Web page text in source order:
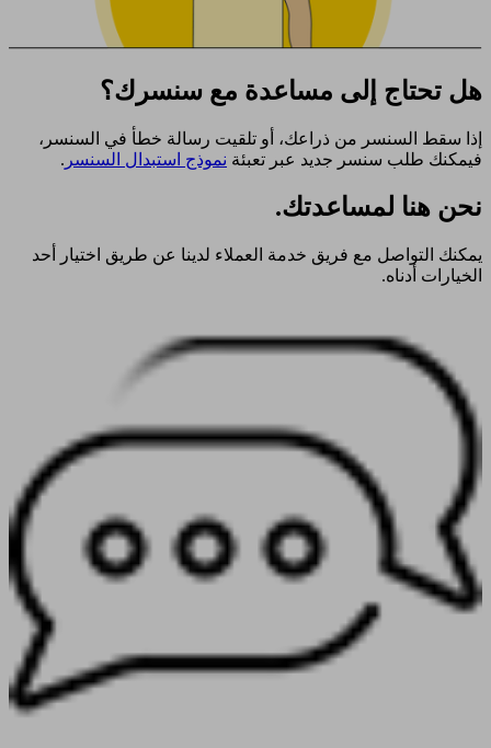
هل تحتاج إلى مساعدة مع سنسرك؟
إذا سقط السنسر من ذراعك، أو تلقيت رسالة خطأ في السنسر،
فيمكنك طلب سنسر جديد عبر تعبئة نموذج استبدال السنسر .
نحن هنا لمساعدتك.
يمكنك التواصل مع فريق خدمة العملاء لدينا عن طريق اختيار أحد
الخيارات أدناه.